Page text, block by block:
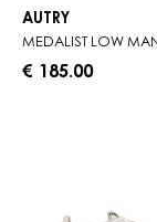
AUTRY
MEDALIST LOW
€ 185.00